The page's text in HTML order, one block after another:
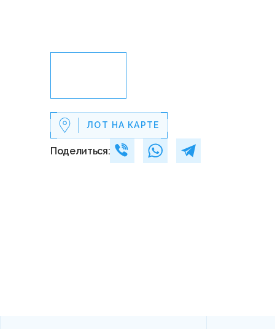
ЛОТ НА КАРТЕ
Поделиться: